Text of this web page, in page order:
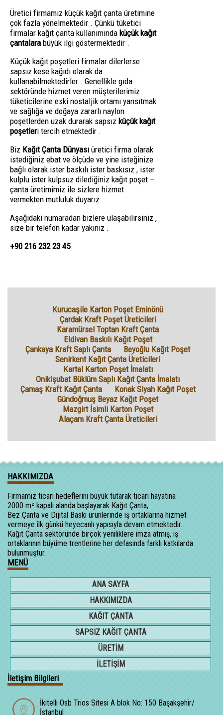
Üretici firmamız küçük kağıt çanta üretimine
çok fazla yönelmektedir . Çünkü tüketici
firmalar kağıt çanta kullanımında küçük kağıt
çantalara büyük ilgi göstermektedir .
Küçük kağıt poşetleri firmalar dilerlerse
sapsız kese kağıdı olarak da
kullanabilmektedirler . Genellikle gıda
sektöründe hizmet veren müşterilerimiz
tüketicilerine eski nostaljik ortamı yansıtmak
ve sağlığa ve doğaya zararlı naylon
poşetlerden uzak durarak sapsız küçük kağıt
poşetleri tercih etmektedir .
Biz Kağıt Çanta Dünyası üretici firma olarak
istediğiniz ebat ve ölçüde ve yine isteğinize
bağlı olarak ister baskılı ister baskısız , ister
kulplu ister kulpsuz dilediğiniz kağıt poşet –
çanta üretimimiz ile sizlere hizmet
vermekten mutluluk duyarız .
Aşağıdaki numaradan bizlere ulaşabilirsiniz ,
size bir telefon kadar yakınız .
+90 216 232 23 45
Kurucaşile Karton Poşet Eminönü
Çardak Kraft Poşet Üreticileri
Karamürsel Toptan Kraft Çanta
Eldivan Baskılı Kağıt Poşet
Çankaya Kraft Saplı Çanta
Beyoğlu Kağıt Poşet
Senirkent Kağıt Çanta Üreticileri
Kartal Karton Poşet İmalatı
Onikişubat Büklüm Saplı Kağıt Çanta İmalatı
Çamaş Kraft Kağıt Çanta
Konak Siyah Kağıt Poşet
Gündoğmuş Beyaz Kağıt Poşet
Mazgirt İsimli Karton Poşet
Alaçam Kraft Çanta Üreticileri
HAKKIMIZDA
Firmamız ticari hedeflerini büyük tutarak ticari hayatına
2000 m² kapalı alanda başlayarak Kağıt Çanta,
Bez Çanta ve Dijital Baskı ürünlerinde iş ortaklarına hizmet
vermeye ilk günkü heyecanlı yapısıyla devam etmektedir.
Kağıt Çanta sektöründe birçok yeniliklere imza atmış, iş
ortaklarının büyüme trentlerine her defasında farklı katkılarda
bulunmuştur.
MENÜ
ANA SAYFA
HAKKIMIZDA
KAĞIT ÇANTA
SAPSIZ KAĞIT ÇANTA
ÜRETİM
İLETİŞİM
İletişim Bilgileri
İkitelli Osb Trios Sitesi A blok No: 150 Başakşehir/
İstanbul